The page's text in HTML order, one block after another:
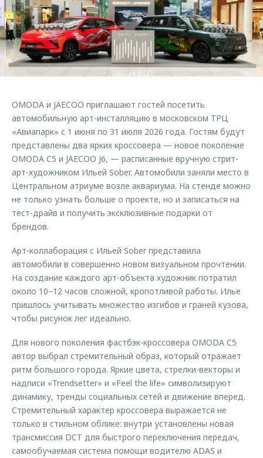
Страхование
Кредитный калькулятор
Аксессуары
Одежда и сувениры
Запчасти
Трейд-ин
Калькулятор трейд-ин
Клиентская поддержка
O&J Автоклуб
Клуб владельцев OMODA
Приложение O&J
Одежда и сувениры
Оригинальные аксессуары
Запчасти
Обратная связь
OMODA и JAECOO приглашают гостей посетить
автомобильную арт-инсталляцию в московском ТРЦ
«Авиапарк» с 1 июня по 31 июля 2026 года. Гостям будут
представлены два ярких кроссовера — новое поколение
OMODA C5 и JAECOO J6, — расписанные вручную стрит-
арт-художником Ильей Sober. Автомобили заняли место в
Центральном атриуме возле аквариума. На стенде можно
не только узнать больше о проекте, но и записаться на
тест-драйв и получить эксклюзивные подарки от
брендов.
Арт-коллаборация с Ильей Sober представила
автомобили в совершенно новом визуальном прочтении.
На создание каждого арт-объекта художник потратил
около 10–12 часов сложной, кропотливой работы. Илье
пришлось учитывать множество изгибов и граней кузова,
чтобы рисунок лег идеально.
Для нового поколения фастбэк-кроссовера OMODA C5
автор выбрал стремительный образ, который отражает
ритм большого города. Яркие цвета, стрелки-векторы и
надписи «Trendsetter» и «Feel the life» символизируют
динамику, тренды социальных сетей и движение вперед.
Стремительный характер кроссовера выражается не
только в стильном облике: внутри установлены новая
трансмиссия DCT для быстрого переключения передач,
самообучаемая система помощи водителю ADAS и